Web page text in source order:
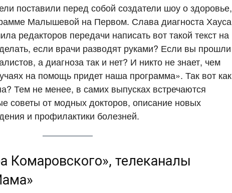
поставили перед собой создатели шоу о здоровье,
Малышевой на Первом. Слава диагноста Хауса
редакторов передачи написать вот такой текст на
если врачи разводят руками? Если вы прошли
а диагноза так и нет? И никто не знает, чем
на помощь придет наша программа». Так вот как
Тем не менее, в самих выпусках встречаются
советы от модных докторов, описание новых
и профилактики болезней.
Комаровского», телеканалы